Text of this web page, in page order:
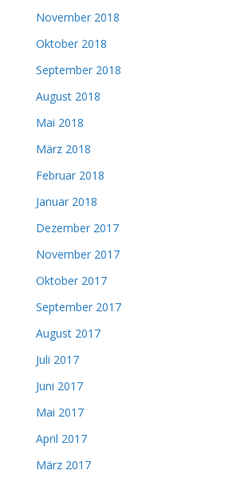
November 2018
Oktober 2018
September 2018
August 2018
Mai 2018
März 2018
Februar 2018
Januar 2018
Dezember 2017
November 2017
Oktober 2017
September 2017
August 2017
Juli 2017
Juni 2017
Mai 2017
April 2017
März 2017